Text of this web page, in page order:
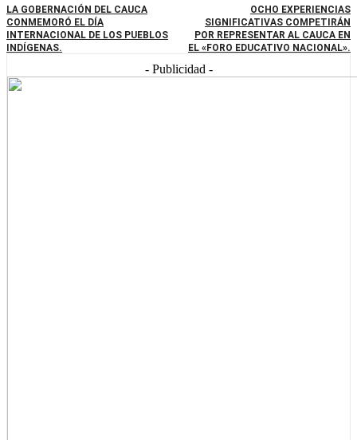
LA GOBERNACIÓN DEL CAUCA
CONMEMORÓ EL DÍA
INTERNACIONAL DE LOS PUEBLOS
INDÍGENAS.
OCHO EXPERIENCIAS
SIGNIFICATIVAS COMPETIRÁN
POR REPRESENTAR AL CAUCA EN
EL «FORO EDUCATIVO NACIONAL».
- Publicidad -